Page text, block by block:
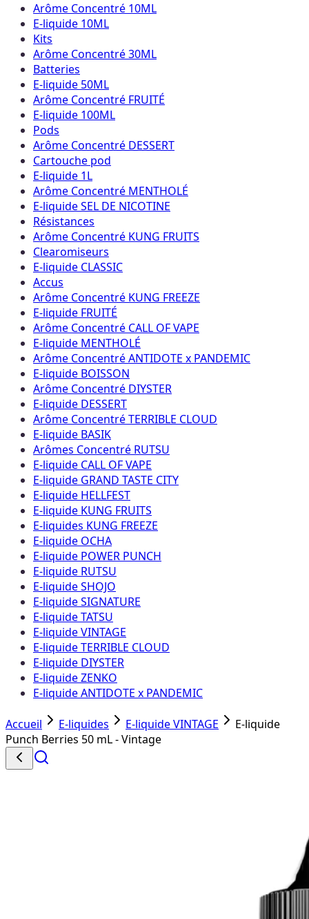
Arôme Concentré 10ML
E-liquide 10ML
Kits
Arôme Concentré 30ML
Batteries
E-liquide 50ML
Arôme Concentré FRUITÉ
E-liquide 100ML
Pods
Arôme Concentré DESSERT
Cartouche pod
E-liquide 1L
Arôme Concentré MENTHOLÉ
E-liquide SEL DE NICOTINE
Résistances
Arôme Concentré KUNG FRUITS
Clearomiseurs
E-liquide CLASSIC
Accus
Arôme Concentré KUNG FREEZE
E-liquide FRUITÉ
Arôme Concentré CALL OF VAPE
E-liquide MENTHOLÉ
Arôme Concentré ANTIDOTE x PANDEMIC
E-liquide BOISSON
Arôme Concentré DIYSTER
E-liquide DESSERT
Arôme Concentré TERRIBLE CLOUD
E-liquide BASIK
Arômes Concentré RUTSU
E-liquide CALL OF VAPE
E-liquide GRAND TASTE CITY
E-liquide HELLFEST
E-liquide KUNG FRUITS
E-liquides KUNG FREEZE
E-liquide OCHA
E-liquide POWER PUNCH
E-liquide RUTSU
E-liquide SHOJO
E-liquide SIGNATURE
E-liquide TATSU
E-liquide VINTAGE
E-liquide TERRIBLE CLOUD
E-liquide DIYSTER
E-liquide ZENKO
E-liquide ANTIDOTE x PANDEMIC
Accueil E-liquides E-liquide VINTAGE
E-liquide
Punch Berries 50 mL - Vintage